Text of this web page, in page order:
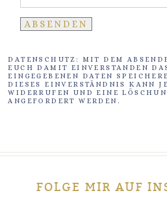
DATENSCHUTZ: MIT DEM
EUCH DAMIT EINVERSTANDEN
EINGEGEBENEN DATEN
DIESES EINVERSTÄNDNIS KANN
WIDERRUFEN UND EINE
ANGEFORDERT WERDEN.
FOLGE MIR AUF